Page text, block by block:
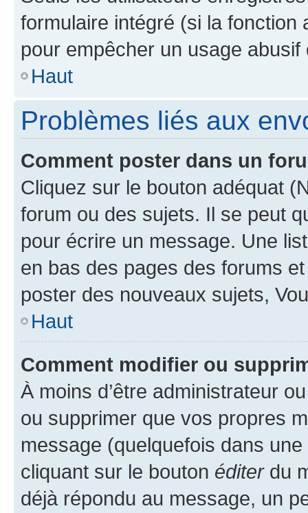
formulaire intégré (si la fonction
pour empêcher un usage
Haut
Problèmes liés aux
Comment poster dans un
Cliquez sur le bouton adéquat
forum ou des sujets. Il se peut
pour écrire un message. Une
en bas des pages des forums
poster des nouveaux sujets,
Haut
Comment modifier ou
À moins d’être administrateur
ou supprimer que vos propres
message (quelquefois dans
cliquant sur le bouton éditerdu
déjà répondu au message, un